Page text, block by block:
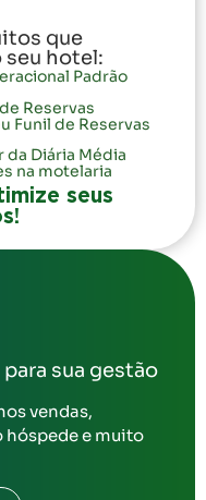
que
seu hotel:
Padrão
Reservas
Funil de Reservas
da Diária Média
na motelaria
seus
sua gestão
vendas,
hóspede e muito